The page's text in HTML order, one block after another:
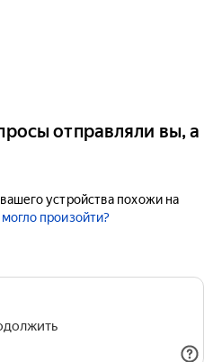
отправляли вы, а
устройства похожи на
произойти?